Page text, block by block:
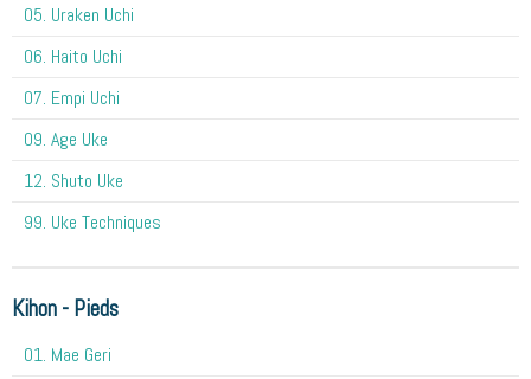
05. Uraken Uchi
06. Haito Uchi
07. Empi Uchi
09. Age Uke
12. Shuto Uke
99. Uke Techniques
Kihon - Pieds
01. Mae Geri